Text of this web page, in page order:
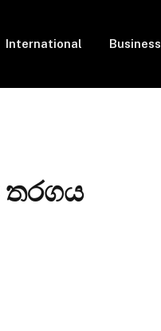
International Business
තරගය